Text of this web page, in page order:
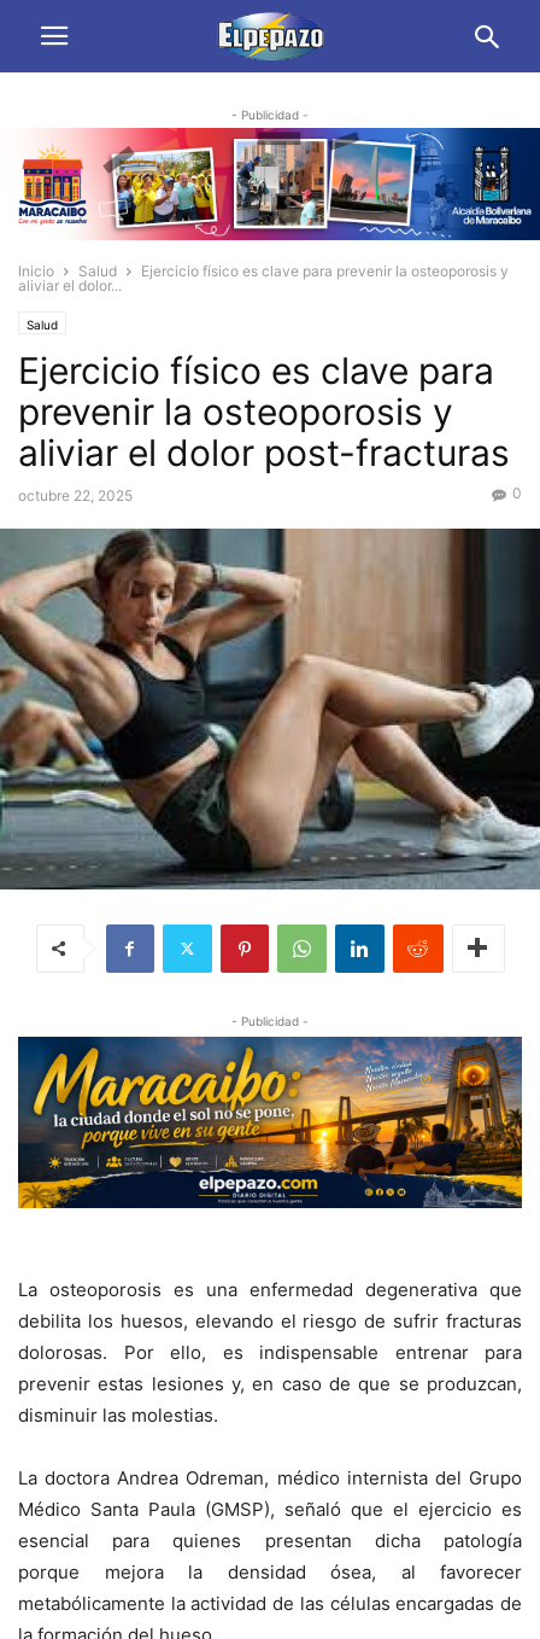
- Publicidad -
Inicio Salud
Ejercicio físico es clave para prevenir la osteoporosis y
aliviar el dolor...
Salud
Ejercicio físico es clave para
prevenir la osteoporosis y
aliviar el dolor post-fracturas
octubre 22, 2025 0
- Publicidad -
La osteoporosis es una enfermedad degenerativa que
debilita los huesos, elevando el riesgo de sufrir fracturas
dolorosas. Por ello, es indispensable entrenar para
prevenir estas lesiones y, en caso de que se produzcan,
disminuir las molestias.
La doctora Andrea Odreman, médico internista del Grupo
Médico Santa Paula (GMSP), señaló que el ejercicio es
esencial para quienes presentan dicha patología
porque mejora la densidad ósea, al favorecer
metabólicamente la actividad de las células encargadas de